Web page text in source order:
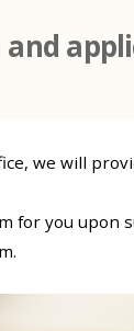
we will
for you upon